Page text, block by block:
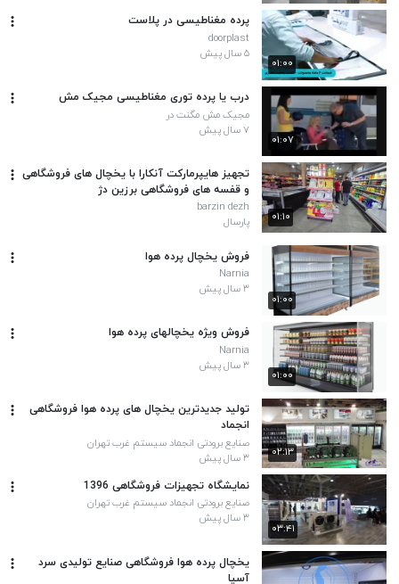
۰۱:۰۰
پرده مغناطیسی در پلاست
doorplast
۵ سال پیش
۰۱:۰۷
درب یا پرده توری مغناطیسی مجیک مش
مجیک مش مگنت در
۷ سال پیش
۰۱:۱۰
تجهیز هایپرمارکت آنکارا با یخچال های فروشگاهی
و قفسه های فروشگاهی برزین دژ
barzin dezh
پارسال
۰۱:۰۰
فروش یخچال پرده هوا
Narnia
۳ سال پیش
۰۱:۰۰
فروش ویژه یخچالهای پرده هوا
Narnia
۳ سال پیش
۰۲:۱۳
تولید جدیدترین یخچال های پرده هوا فروشگاهی
انجماد
صنایع برودتی انجماد سیستم غرب تهران
۳ سال پیش
۰۳:۴۱
نمایشگاه تجهیزات فروشگاهی 1396
صنایع برودتی انجماد سیستم غرب تهران
۳ سال پیش
یخچال پرده هوا فروشگاهی صنایع تولیدی سرد
آسیا